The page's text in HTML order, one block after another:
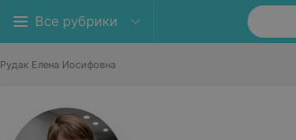
Все рубрики
Рудак Елена Иосифовна